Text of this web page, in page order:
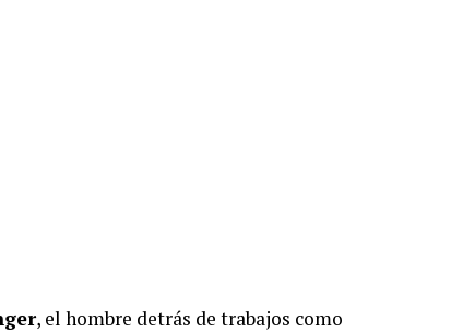
, el hombre detrás de trabajos como